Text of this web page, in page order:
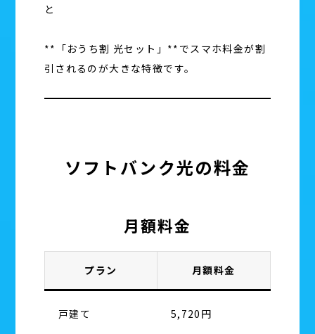
と
**「おうち割 光セット」**でスマホ料金が割
引されるのが大きな特徴です。
ソフトバンク光の料金
月額料金
プラン 月額料金
戸建て 5,720円